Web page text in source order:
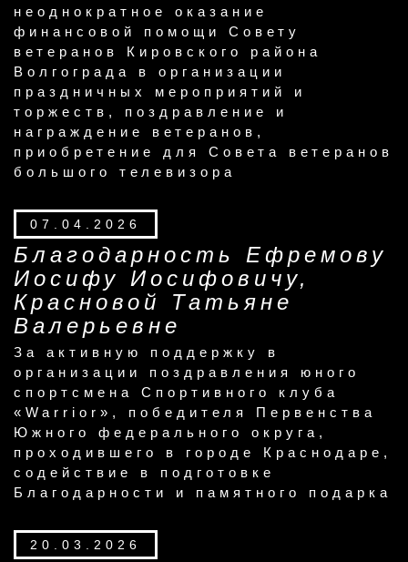
неоднократное оказание
финансовой помощи Совету
ветеранов Кировского района
Волгограда в организации
праздничных мероприятий и
торжеств, поздравление и
награждение ветеранов,
приобретение для Совета ветеранов
большого телевизора
07.04.2026
Благодарность Ефремову
Иосифу Иосифовичу,
Красновой Татьяне
Валерьевне
За активную поддержку в
организации поздравления юного
спортсмена Спортивного клуба
«Warrior», победителя Первенства
Южного федерального округа,
проходившего в городе Краснодаре,
содействие в подготовке
Благодарности и памятного подарка
20.03.2026